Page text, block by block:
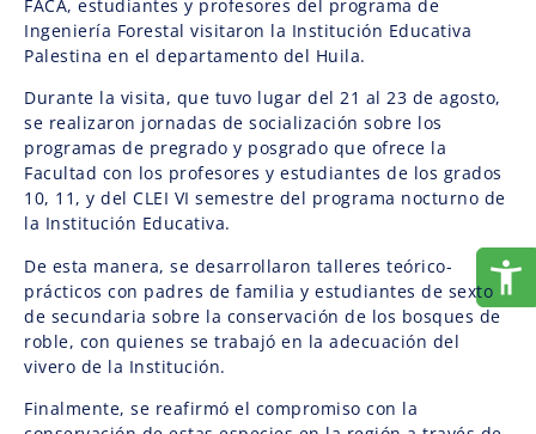
FACA, estudiantes y profesores del programa de
Ingeniería Forestal visitaron la Institución Educativa
Palestina en el departamento del Huila.
Durante la visita, que tuvo lugar del 21 al 23 de agosto,
se realizaron jornadas de socialización sobre los
programas de pregrado y posgrado que ofrece la
Facultad con los profesores y estudiantes de los grados
10, 11, y del CLEI VI semestre del programa nocturno de
la Institución Educativa.
De esta manera, se desarrollaron talleres teórico-
prácticos con padres de familia y estudiantes de sexto
de secundaria sobre la conservación de los bosques de
roble, con quienes se trabajó en la adecuación del
vivero de la Institución.
Finalmente, se reafirmó el compromiso con la